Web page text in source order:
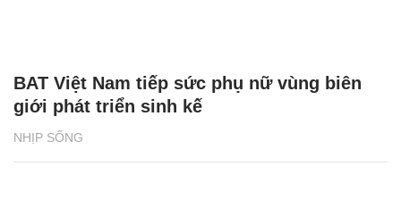
NHỊP SỐNG
BAT Việt Nam tiếp sức phụ nữ vùng biên
giới phát triển sinh kế